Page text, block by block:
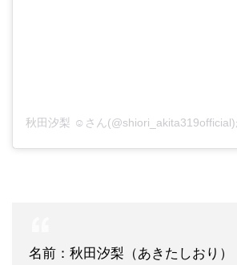
名前：秋田汐梨（あきたしおり）